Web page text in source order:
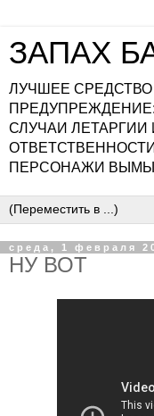
ЗАПАХ
ЛУЧШЕЕ
СЛУЧАИ ЛЕТАРГИИ
ПЕРСОНАЖИ
среда, 1 февраля
НУ ВОТ